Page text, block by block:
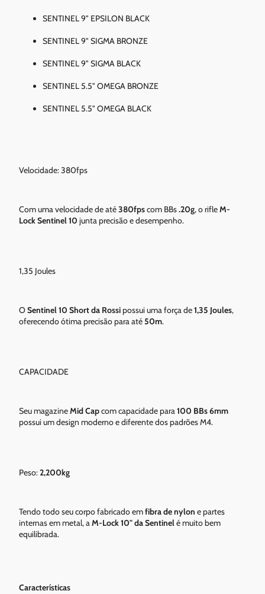
SENTINEL 9" EPSILON BLACK
SENTINEL 9" SIGMA BRONZE
SENTINEL 9" SIGMA BLACK
SENTINEL 5.5" OMEGA BRONZE
SENTINEL 5.5" OMEGA BLACK
Velocidade: 380fps
Com uma velocidade de até380fpscom BBs.20g, o rifleM-
Lock Sentinel 10 junta precisão e desempenho.
1,35 Joules
OSentinel 10 Short da Rossipossui uma força de1,35 Joules,
oferecendo ótima precisão para até50m.
CAPACIDADE
Seu magazineMid Capcom capacidade para100 BBs 6mm
possui um design moderno e diferente dos padrões M4.
Peso:2,200kg
Tendo todo seu corpo fabricado emfibra de nylon e partes
internas em metal, aM-Lock 10" da Sentinelé muito bem
equilibrada.
Características